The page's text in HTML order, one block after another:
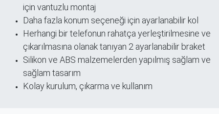
için vantuzlu montaj
Daha fazla konum seçeneği için ayarlanabilir kol
Herhangi bir telefonun rahatça yerleştirilmesine ve
çıkarılmasına olanak tanıyan 2 ayarlanabilir braket
Silikon ve ABS malzemelerden yapılmış sağlam ve
sağlam tasarım
Kolay kurulum, çıkarma ve kullanım